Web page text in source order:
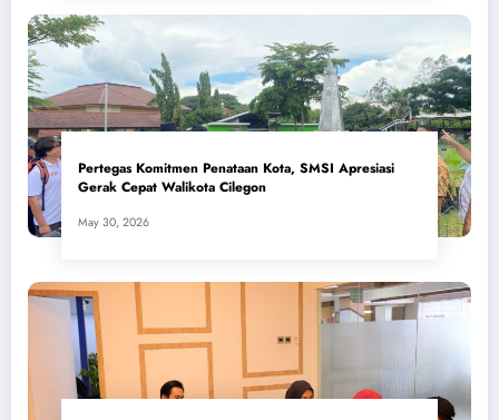
Pertegas Komitmen Penataan Kota, SMSI Apresiasi
Gerak Cepat Walikota Cilegon
May 30, 2026